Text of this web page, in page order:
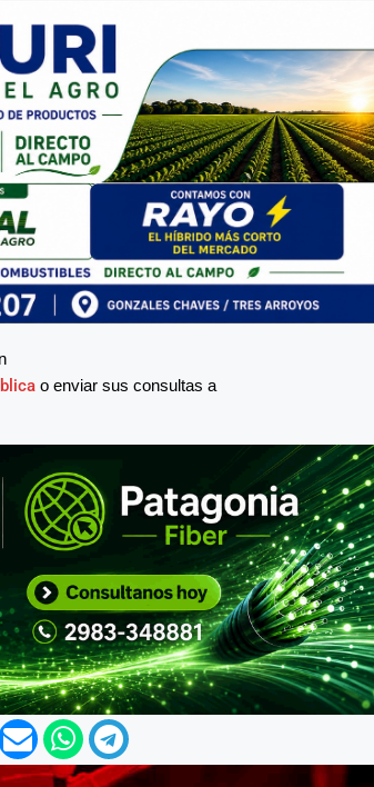
o enviar sus consultas a